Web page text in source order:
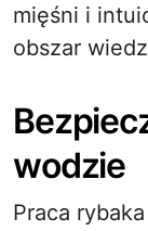
mięśni i
obszar
wodzie
Praca